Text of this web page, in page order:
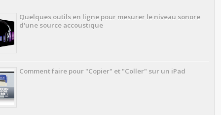
Quelques outils en ligne pour mesurer le niveau sonore
d'une source accoustique
Comment faire pour "Copier" et "Coller" sur un iPad